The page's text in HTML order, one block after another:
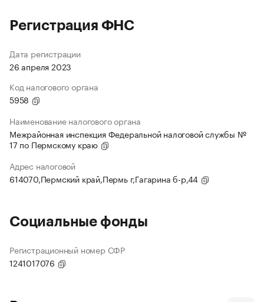
Регистрация ФНС
Дата регистрации
26 апреля 2023
Код налогового органа
5958
Наименование налогового органа
Межрайонная инспекция Федеральной налоговой службы №
17 по Пермскому краю
Адрес налоговой
614070,Пермский край,Пермь г,Гагарина б-р,44
Социальные фонды
Регистрационный номер СФР
1241017076